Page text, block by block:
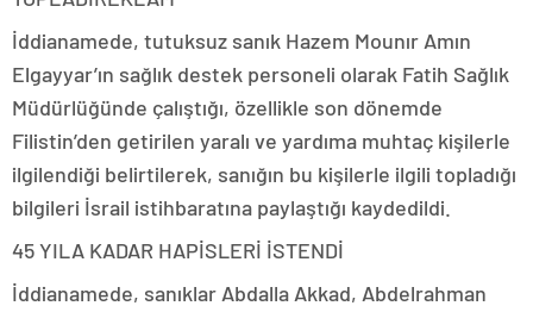
İddianamede, tutuksuz sanık Hazem Mounır Amın
Elgayyar’ın sağlık destek personeli olarak Fatih Sağlık
Müdürlüğünde çalıştığı, özellikle son dönemde
Filistin’den getirilen yaralı ve yardıma muhtaç kişilerle
ilgilendiği belirtilerek, sanığın bu kişilerle ilgili topladığı
bilgileri İsrail istihbaratına paylaştığı kaydedildi.
45 YILA KADAR HAPİSLERİ İSTENDİ
İddianamede, sanıklar Abdalla Akkad, Abdelrahman